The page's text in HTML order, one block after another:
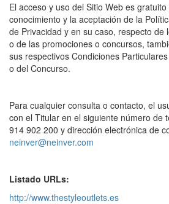
El acceso y uso del Sitio Web es
conocimiento y la aceptación de la
de Privacidad y en su caso, respecto de
o de las promociones o concursos,
sus respectivos Condiciones
o del Concurso.
Para cualquier consulta o contacto, el
con el Titular en el siguiente número de
914 902 200 y dirección electrónica de
neinver@neinver.com
Listado URLs:
http://www.thestyleoutlets.es